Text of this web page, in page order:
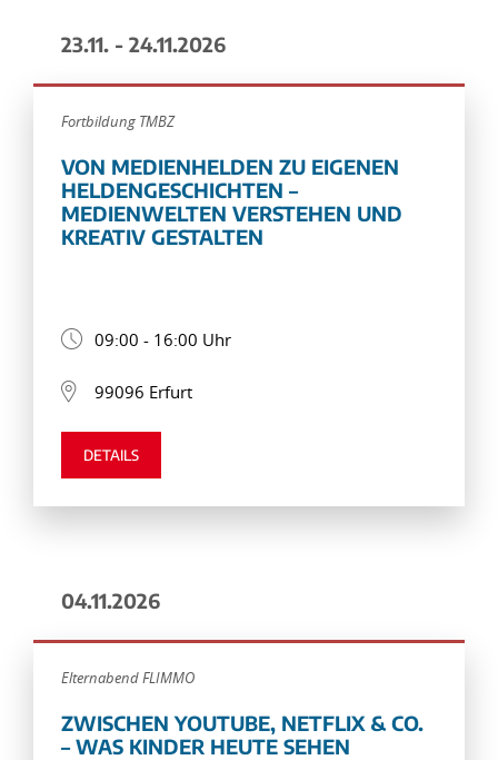
23.11. - 24.11.2026
Fortbildung TMBZ
VON MEDIENHELDEN ZU EIGENEN
HELDENGESCHICHTEN –
MEDIENWELTEN VERSTEHEN UND
KREATIV GESTALTEN
09:00 - 16:00 Uhr
99096 Erfurt
DETAILS
04.11.2026
Elternabend FLIMMO
ZWISCHEN YOUTUBE, NETFLIX & CO.
– WAS KINDER HEUTE SEHEN